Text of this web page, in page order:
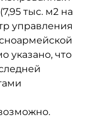
тыс. м2 на
управления
указано, что